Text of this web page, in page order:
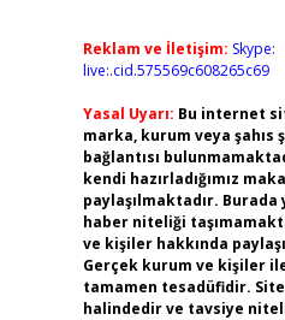
Reklam ve İletişim: Skype:
live:.cid.575569c608265c69
Yasal Uyarı: Bu internet
marka, kurum veya
bağlantısı
kendi hazırladığımız
paylaşılmaktadır.
haber niteliği
ve kişiler hakkında
Gerçek kurum ve kişiler
tamamen tesadüfidir.
halindedir ve tavsiye